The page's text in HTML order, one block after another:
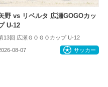
野 vs リベルタ 広瀬GOGOカッ
U-12
13回 広瀬ＧＯＧＯカップ U-12
08-07 サッカー